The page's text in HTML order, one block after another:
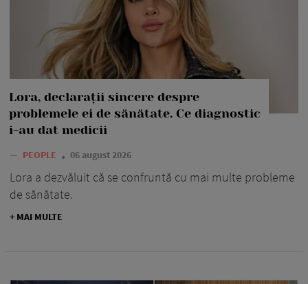
Lora, declarații sincere despre
problemele ei de sănătate. Ce diagnostic
i-au dat medicii
— PEOPLE 06 august 2026
Lora a dezvăluit că se confruntă cu mai multe probleme
de sănătate.
+ MAI MULTE